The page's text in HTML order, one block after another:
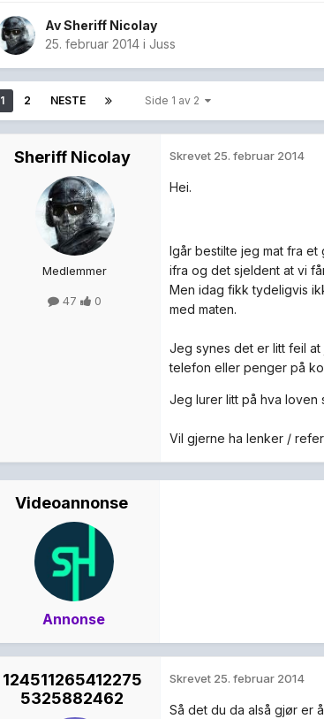
AvSheriff Nicolay
25. februar 2014 i Juss
1 2 NESTE Side 1 av 2
Sheriff Nicolay
Medlemmer
47 0
Skrevet 25. februar 2014
Hei.
Igår bestilte jeg mat fra
ifra og det sjeldent at vi
Men idag fikk tydeligvis
med maten.
Jeg synes det er litt feil
telefon eller penger på
Jeg lurer litt på hva loven
Vil gjerne ha lenker /
Videoannonse
Annonse
124511265412275
5325882462
Skrevet 25. februar 2014
Så det du da alså gjør er